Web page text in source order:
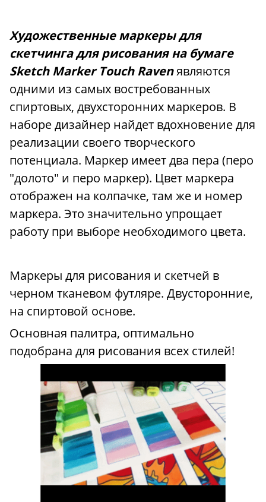
Художественные маркеры для
скетчингадля рисования на бумаге
Sketch Marker Touch Ravenявляются
одними из самых востребованных
спиртовых, двухсторонних маркеров. В
наборе дизайнер найдет вдохновение для
реализации своего творческого
потенциала. Маркер имеет два пера (перо
"долото" и перо маркер). Цвет маркера
отображен на колпачке, там же и номер
маркера. Это значительно упрощает
работу при выборе необходимого цвета.
Маркеры для рисования и скетчей в
черном тканевом футляре. Двусторонние,
на спиртовой основе.
Основная палитра, оптимально
подобрана для рисования всех стилей!